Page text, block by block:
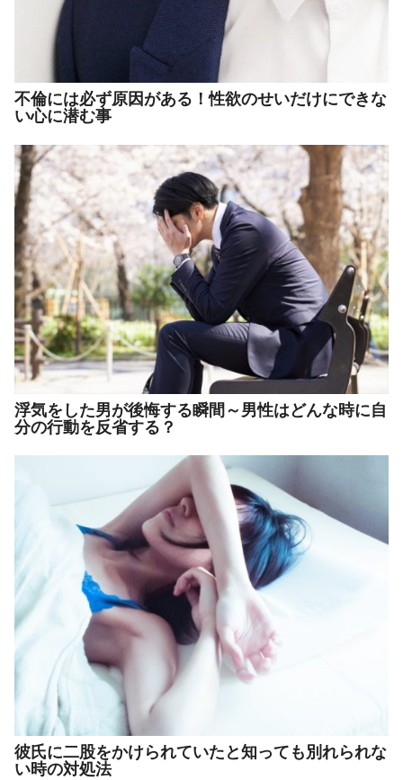
不倫には必ず原因がある！性欲のせいだけにできな
い心に潜む事
浮気をした男が後悔する瞬間～男性はどんな時に自
分の行動を反省する？
彼氏に二股をかけられていたと知っても別れられな
い時の対処法